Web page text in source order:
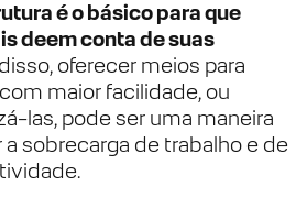
é o básico para que
deem conta de suas
oferecer meios para
maior facilidade, ou
las, pode ser uma maneira
sobrecarga de trabalho e de